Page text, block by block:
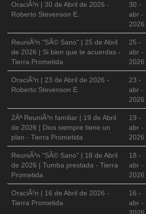
OraciÃ³n | 30 de Abril de 2026 -
Roberto Stevenson E.
30 -
abr -
2026
ReuniÃ³n "SÃ© Sano" | 25 de Abril
de 2026 | Si bien que te acuerdas -
Tierra Prometida
25 -
abr -
2026
OraciÃ³n | 23 de Abril de 2026 -
Roberto Stevenson E.
23 -
abr -
2026
2Âª ReuniÃ³n familiar | 19 de Abril
de 2026 | Dios siempre tiene un
plan - Tierra Prometida
19 -
abr -
2026
ReuniÃ³n "SÃ© Sano" | 18 de Abril
de 2026 | Tumba prestada - Tierra
Prometida
18 -
abr -
2026
OraciÃ³n | 16 de Abril de 2026 -
Tierra Prometida
16 -
abr -